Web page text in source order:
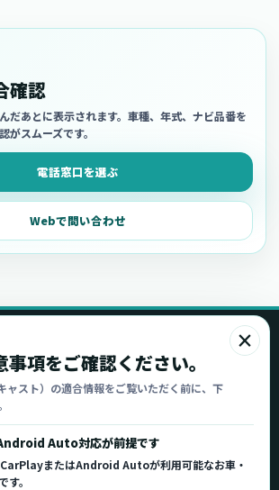
確認
だあとに表示されます。車種、年式、ナビ品番を
がスムーズです。
電話窓口を選ぶ
Webで問い合わせ
×
項をご確認ください。
スト）の適合情報をご覧いただく前に、下
Auto対応が前提です
またはAndroid Autoが利用可能なお車・
。
理店 Azgate株式会社
スト）の製品情報、車種適
本国内向けに整理してご案内し